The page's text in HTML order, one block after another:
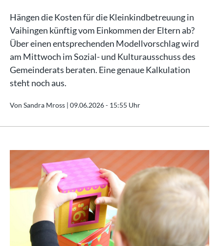
Hängen die Kosten für die Kleinkindbetreuung in
Vaihingen künftig vom Einkommen der Eltern ab?
Über einen entsprechenden Modellvorschlag wird
am Mittwoch im Sozial- und Kulturausschuss des
Gemeinderats beraten. Eine genaue Kalkulation
steht noch aus.
Von Sandra Mross | 09.06.2026 - 15:55 Uhr